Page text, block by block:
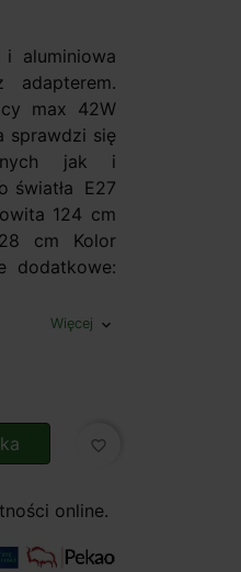
i aluminiowa
max 42W
sprawdzi się
jak i
światła E27
124 cm
cm Kolor
dodatkowe:
Więcej expand_more
favorite_border
online.